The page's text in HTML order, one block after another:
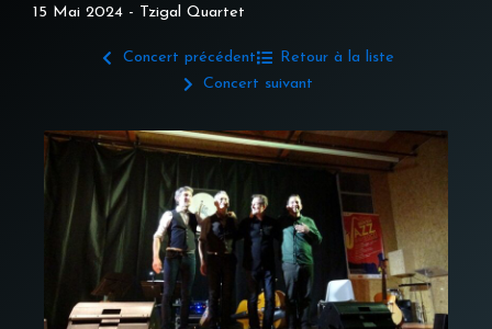
15 Mai 2024 - Tzigal Quartet
Concert précédent
Retour à la liste
Concert suivant